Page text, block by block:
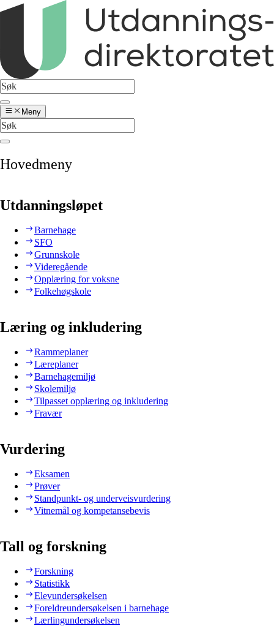
Meny
Hovedmeny
Utdanningsløpet
Barnehage
SFO
Grunnskole
Videregående
Opplæring for voksne
Folkehøgskole
Læring og inkludering
Rammeplaner
Læreplaner
Barnehagemiljø
Skolemiljø
Tilpasset opplæring og inkludering
Fravær
Vurdering
Eksamen
Prøver
Standpunkt- og underveisvurdering
Vitnemål og kompetansebevis
Tall og forskning
Forskning
Statistikk
Elevundersøkelsen
Foreldreundersøkelsen i barnehage
Lærlingundersøkelsen